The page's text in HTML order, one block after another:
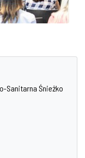
Sanitarna Śnieżko